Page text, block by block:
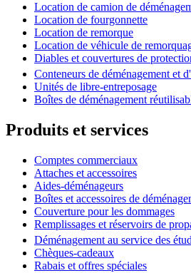
Location de camion de
Location de fourgonnette
Location de remorque
Location de véhicule de
Diables et couvertures de
Conteneurs de déménagement et
Unités de libre-entreposage
Boîtes de déménagement
Produits et services
Comptes commerciaux
Attaches et accessoires
Aides-déménageurs
Boîtes et accessoires de
Couverture pour les dommages
Remplissages et réservoirs de
Déménagement au service des
Chèques-cadeaux
Rabais et offres spéciales